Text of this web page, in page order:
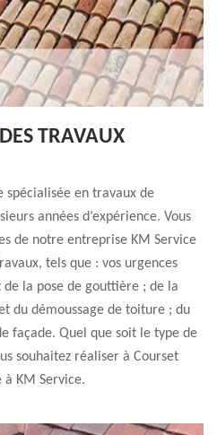
TRAVAUX
spécialisée en travaux de
années d’expérience. Vous
de notre entreprise KM Service
tels que : vos urgences
la pose de gouttière ; de la
du démoussage de toiture ; du
façade. Quel que soit le type de
souhaitez réaliser à Courset
KM Service.